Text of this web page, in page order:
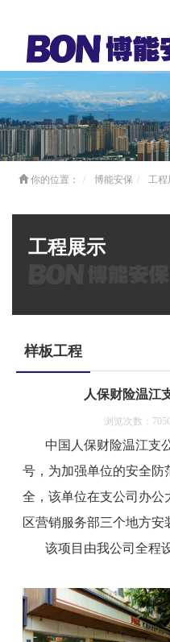
你的位置： 博能安保 工程
工程展示
样板工程
人保财险温江
浏览次数：
中国人保财险温江支
号，为加强单位的安全防
全，该单位在支公司办公
区营销服务部三个地方安
该项目由我公司全程设